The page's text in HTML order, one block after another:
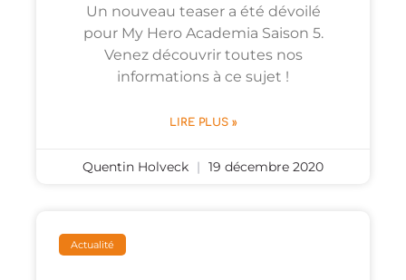
Un nouveau teaser a été dévoilé
pour My Hero Academia Saison 5.
Venez découvrir toutes nos
informations à ce sujet !
LIRE PLUS »
Quentin Holveck 19 décembre 2020
Actualité